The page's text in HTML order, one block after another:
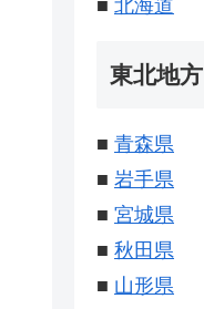
■ 北海道
東北地方
■ 青森県
■ 岩手県
■ 宮城県
■ 秋田県
■ 山形県